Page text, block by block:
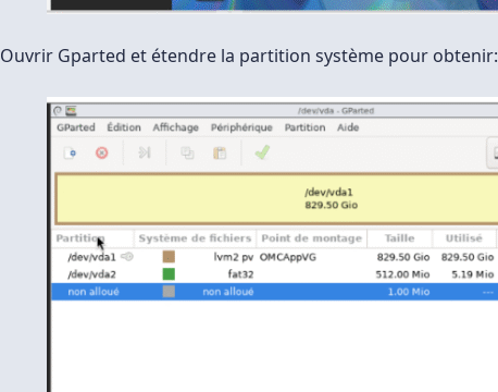
Ouvrir Gparted et étendre la partition système pour obtenir: